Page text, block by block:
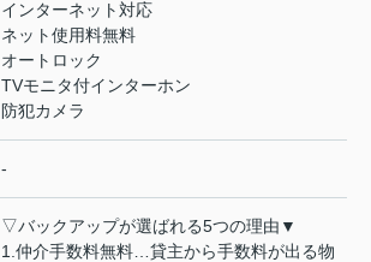
インターネット対応
ネット使用料無料
オートロック
TVモニタ付インターホン
防犯カメラ
-
▽バックアップが選ばれる5つの理由▼
1.仲介手数料無料…貸主から手数料が出る物